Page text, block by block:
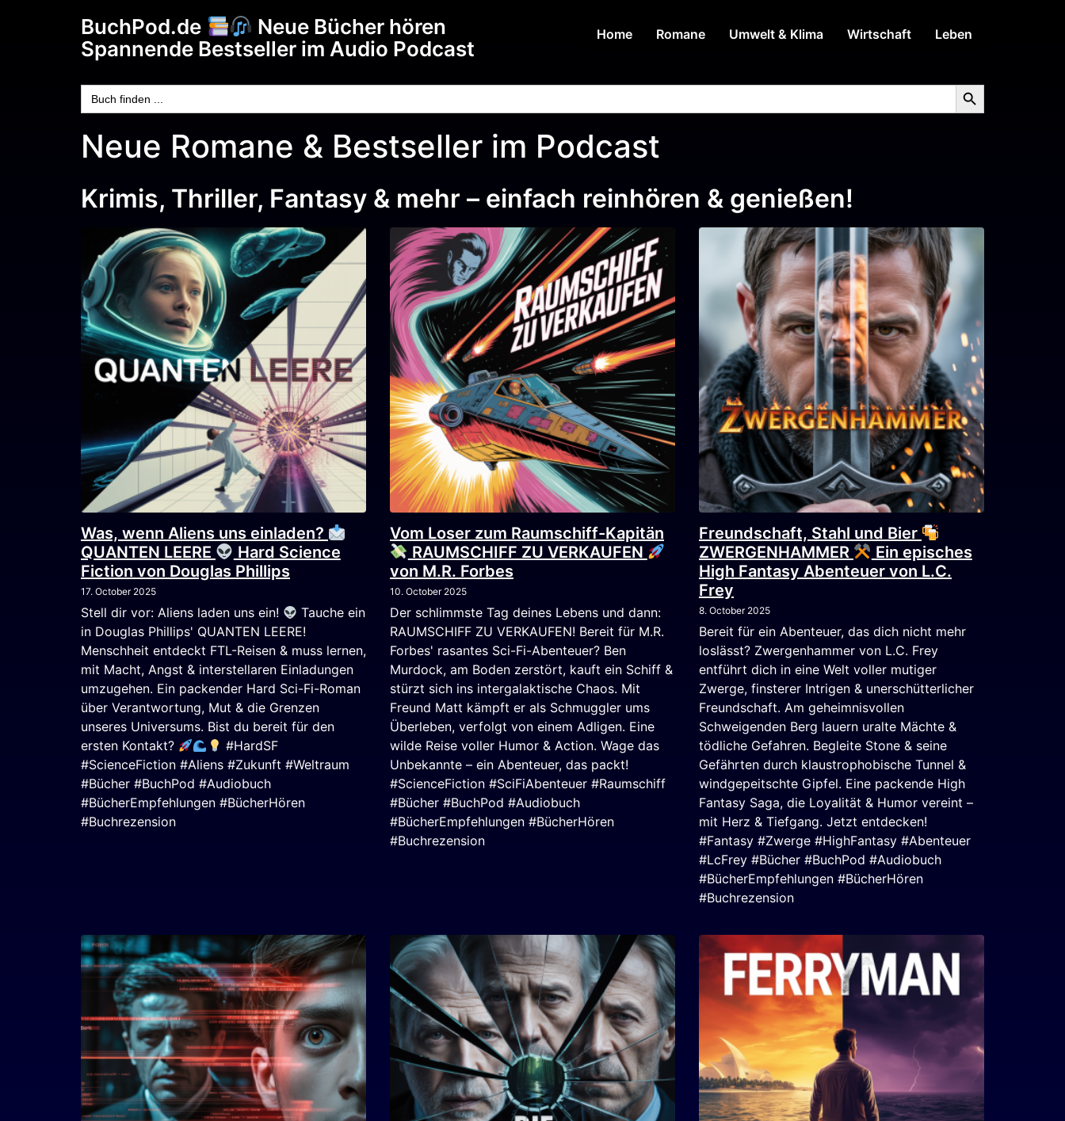
BuchPod.de
Neue Bücher hören
Spannende Bestseller im Audio Podcast
Home Romane Umwelt & Klima Wirtschaft Leben
Search
for:
Search Button
Neue Romane & Bestseller im Podcast
Krimis, Thriller, Fantasy & mehr – einfach reinhören & genießen!
Was, wenn Aliens uns einladen?
QUANTEN LEERE
Hard Science
Fiction von Douglas Phillips
17. October 2025
Stell dir vor: Aliens laden uns ein!
Tauche ein
in Douglas Phillips' QUANTEN LEERE!
Menschheit entdeckt FTL-Reisen & muss lernen,
mit Macht, Angst & interstellaren Einladungen
umzugehen. Ein packender Hard Sci-Fi-Roman
über Verantwortung, Mut & die Grenzen
unseres Universums. Bist du bereit für den
ersten Kontakt?
#HardSF
#ScienceFiction #Aliens #Zukunft #Weltraum
#Bücher #BuchPod #Audiobuch
#BücherEmpfehlungen #BücherHören
#Buchrezension
Vom Loser zum Raumschiff-Kapitän
RAUMSCHIFF ZU VERKAUFEN
von M.R. Forbes
10. October 2025
Der schlimmste Tag deines Lebens und dann:
RAUMSCHIFF ZU VERKAUFEN! Bereit für M.R.
Forbes' rasantes Sci-Fi-Abenteuer? Ben
Murdock, am Boden zerstört, kauft ein Schiff &
stürzt sich ins intergalaktische Chaos. Mit
Freund Matt kämpft er als Schmuggler ums
Überleben, verfolgt von einem Adligen. Eine
wilde Reise voller Humor & Action. Wage das
Unbekannte – ein Abenteuer, das packt!
#ScienceFiction #SciFiAbenteuer #Raumschiff
#Bücher #BuchPod #Audiobuch
#BücherEmpfehlungen #BücherHören
#Buchrezension
Freundschaft, Stahl und Bier
ZWERGENHAMMER
Ein episches
High Fantasy Abenteuer von L.C.
Frey
8. October 2025
Bereit für ein Abenteuer, das dich nicht mehr
loslässt? Zwergenhammer von L.C. Frey
entführt dich in eine Welt voller mutiger
Zwerge, finsterer Intrigen & unerschütterlicher
Freundschaft. Am geheimnisvollen
Schweigenden Berg lauern uralte Mächte &
tödliche Gefahren. Begleite Stone & seine
Gefährten durch klaustrophobische Tunnel &
windgepeitschte Gipfel. Eine packende High
Fantasy Saga, die Loyalität & Humor vereint –
mit Herz & Tiefgang. Jetzt entdecken!
#Fantasy #Zwerge #HighFantasy #Abenteuer
#LcFrey #Bücher #BuchPod #Audiobuch
#BücherEmpfehlungen #BücherHören
#Buchrezension